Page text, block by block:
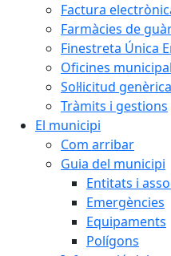
Factura
Farmàcies de
Finestreta Única
Oficines
Sol·licitud genèrica
Tràmits i gestions
El municipi
Com arribar
Guia del municipi
Entitats i
Emergències
Equipaments
Polígons